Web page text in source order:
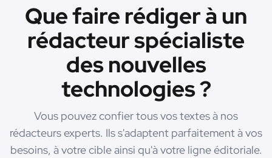
Que faire rédiger à un
rédacteur spécialiste
des nouvelles
technologies ?
Vous pouvez confier tous vos textes à nos
rédacteurs experts. Ils s'adaptent parfaitement à vos
besoins, à votre cible ainsi qu'à votre ligne éditoriale.